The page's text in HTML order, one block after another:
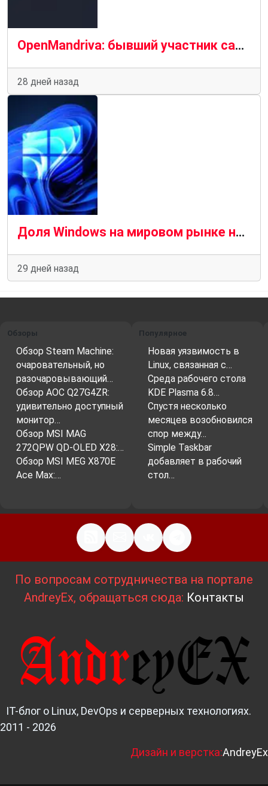
OpenMandriva: бывший участник саботировал работу репозиториев
28 дней назад
Доля Windows на мировом рынке настольных операционных систем впервые за несколько лет упала ниже 60 %
29 дней назад
Обзоры
Обзор Steam Machine:
очаровательный, но
разочаровывающий…
Обзор AOC Q27G4ZR:
удивительно доступный
монитор…
Обзор MSI MAG
272QPW QD-OLED X28:…
Обзор MSI MEG X870E
Ace Max:…
Популярное
Новая уязвимость в
Linux, связанная с…
Среда рабочего стола
KDE Plasma 6.8…
Спустя несколько
месяцев возобновился
спор между…
Simple Taskbar
добавляет в рабочий
стол…
По вопросам сотрудничества на портале
AndreyEx, обращаться сюда: Контакты
IT-блог о Linux, DevOps и серверных технологиях.
2011 - 2026
Дизайн и верстка:AndreyEx